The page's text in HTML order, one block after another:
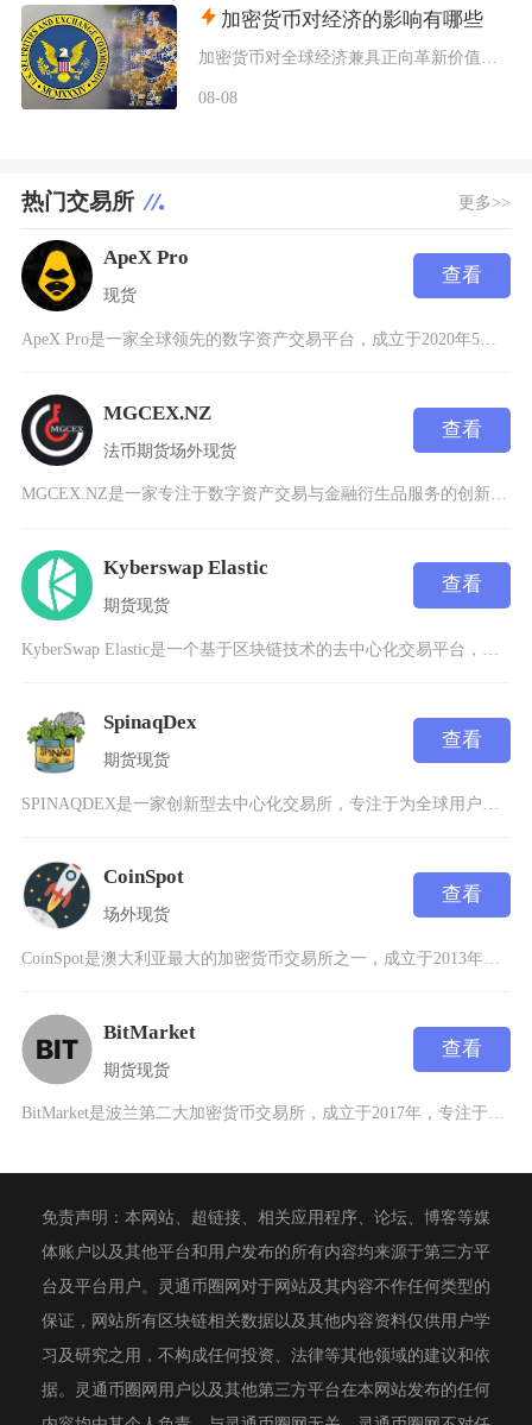
加密货币对经济的影响有哪些
08-08
热门交易所 更多>>
ApeX Pro
现货
查看
ApeX Pro是一家全球领先的数字资产交易平台，成立于2020年5月，总部位于新加坡，并
MGCEX.NZ
法币期货场外现货
查看
MGCEX.NZ是一家专注于数字资产交易与金融衍生品服务的创新型交易所，成立于2025年，
Kyberswap Elastic
期货现货
查看
SpinaqDex
期货现货
查看
CoinSpot
场外现货
查看
CoinSpot是澳大利亚最大的加密货币交易所之一，成立于2013年，总部位于澳大利亚，致
BitMarket
期货现货
查看
BitMarket是波兰第二大加密货币交易所，成立于2017年，专注于提供比特币等主流数字
免责声明：本网站、超链接、相关应用程序、论坛、博客等媒
体账户以及其他平台和用户发布的所有内容均来源于第三方平
台及平台用户。灵通币圈网对于网站及其内容不作任何类型的
保证，网站所有区块链相关数据以及其他内容资料仅供用户学
习及研究之用，不构成任何投资、法律等其他领域的建议和依
据。灵通币圈网用户以及其他第三方平台在本网站发布的任何